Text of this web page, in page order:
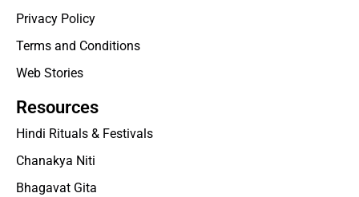
Privacy Policy
Terms and Conditions
Web Stories
Resources
Hindi Rituals & Festivals
Chanakya Niti
Bhagavat Gita